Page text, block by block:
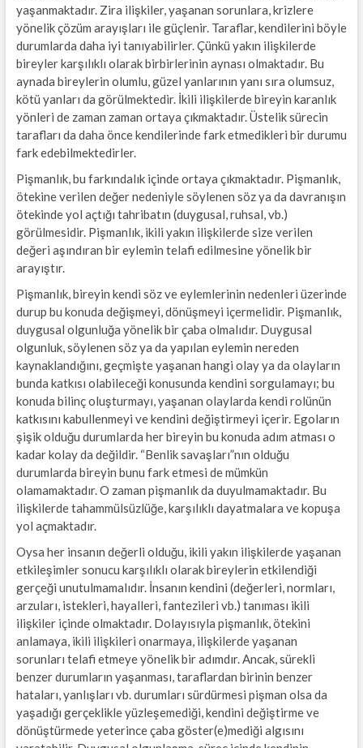
yaşanmaktadır. Zira ilişkiler, yaşanan sorunlara, krizlere
yönelik çözüm arayışları ile güçlenir. Taraflar, kendilerini böyle
durumlarda daha iyi tanıyabilirler. Çünkü yakın ilişkilerde
bireyler karşılıklı olarak birbirlerinin aynası olmaktadır. Bu
aynada bireylerin olumlu, güzel yanlarının yanı sıra olumsuz,
kötü yanları da görülmektedir. İkili ilişkilerde bireyin karanlık
yönleri de zaman zaman ortaya çıkmaktadır. Üstelik sürecin
tarafları da daha önce kendilerinde fark etmedikleri bir durumu
fark edebilmektedirler.
Pişmanlık, bu farkındalık içinde ortaya çıkmaktadır. Pişmanlık,
ötekine verilen değer nedeniyle söylenen söz ya da davranışın
ötekinde yol açtığı tahribatın (duygusal, ruhsal, vb.)
görülmesidir. Pişmanlık, ikili yakın ilişkilerde size verilen
değeri aşındıran bir eylemin telafi edilmesine yönelik bir
arayıştır.
Pişmanlık, bireyin kendi söz ve eylemlerinin nedenleri üzerinde
durup bu konuda değişmeyi, dönüşmeyi içermelidir. Pişmanlık,
duygusal olgunluğa yönelik bir çaba olmalıdır. Duygusal
olgunluk, söylenen söz ya da yapılan eylemin nereden
kaynaklandığını, geçmişte yaşanan hangi olay ya da olayların
bunda katkısı olabileceği konusunda kendini sorgulamayı; bu
konuda bilinç oluşturmayı, yaşanan olaylarda kendi rolünün
katkısını kabullenmeyi ve kendini değiştirmeyi içerir. Egoların
şişik olduğu durumlarda her bireyin bu konuda adım atması o
kadar kolay da değildir. “Benlik savaşları”nın olduğu
durumlarda bireyin bunu fark etmesi de mümkün
olamamaktadır. O zaman pişmanlık da duyulmamaktadır. Bu
ilişkilerde tahammülsüzlüğe, karşılıklı dayatmalara ve kopuşa
yol açmaktadır.
Oysa her insanın değerli olduğu, ikili yakın ilişkilerde yaşanan
etkileşimler sonucu karşılıklı olarak bireylerin etkilendiği
gerçeği unutulmamalıdır. İnsanın kendini (değerleri, normları,
arzuları, istekleri, hayalleri, fantezileri vb.) tanıması ikili
ilişkiler içinde olmaktadır. Dolayısıyla pişmanlık, ötekini
anlamaya, ikili ilişkileri onarmaya, ilişkilerde yaşanan
sorunları telafi etmeye yönelik bir adımdır. Ancak, sürekli
benzer durumların yaşanması, taraflardan birinin benzer
hataları, yanlışları vb. durumları sürdürmesi pişman olsa da
yaşadığı gerçeklikle yüzleşemediği, kendini değiştirme ve
dönüştürmede yeterince çaba göster(e)mediği algısını